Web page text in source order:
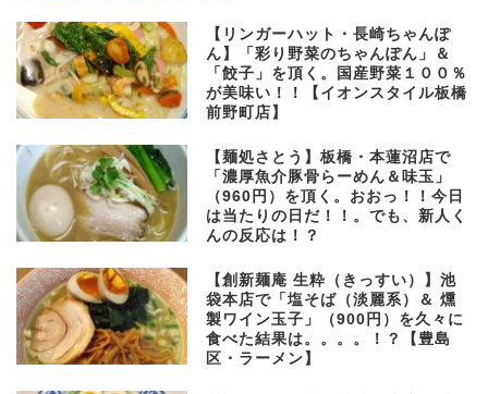
【リンガーハット・長崎ちゃんぽ
ん】「彩り野菜のちゃんぽん」＆
「餃子」を頂く。国産野菜１００％
が美味い！！【イオンスタイル板橋
前野町店】
【麺処さとう】板橋・本蓮沼店で
「濃厚魚介豚骨らーめん＆味玉」
（960円）を頂く。おおっ！！今日
は当たりの日だ！！。でも、新人く
んの反応は！？
【創新麺庵 生粋（きっすい）】池
袋本店で「塩そば（淡麗系）＆ 燻
製ワイン玉子」（900円）を久々に
食べた結果は。。。。！？【豊島
区・ラーメン】